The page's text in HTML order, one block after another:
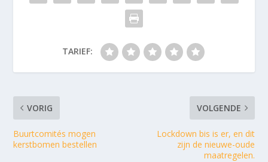
TARIEF:
VORIG
Buurtcomités mogen
kerstbomen bestellen
VOLGENDE
Lockdown bis is er, en dit
zijn de nieuwe-oude
maatregelen.